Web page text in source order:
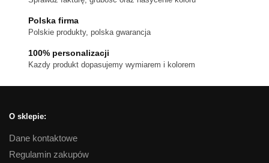
stronie
Polska firma
Polskie produkty, polska gwarancja
100% personalizacji
Kazdy produkt dopasujemy wymiarem i kolorem
O sklepie:
Dane kontaktowe
Regulamin zakupów